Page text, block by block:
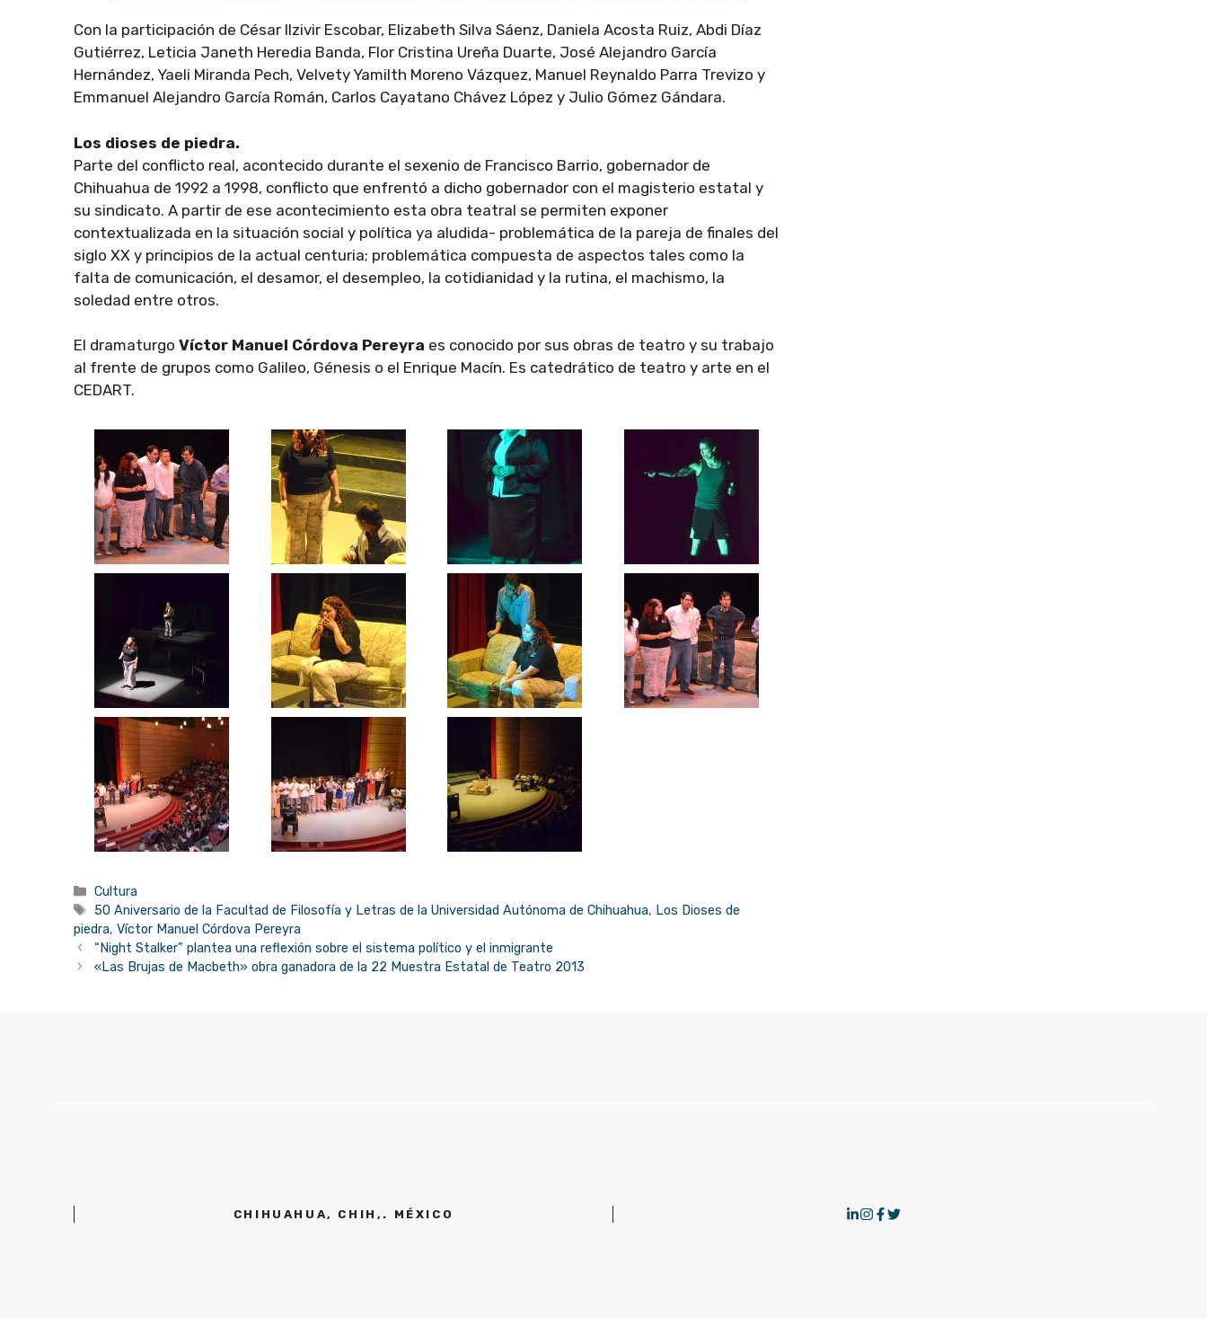
Con la participación de César Ilzivir Escobar, Elizabeth Silva Sáenz, Daniela Acosta Ruiz, Abdi Díaz
Gutiérrez, Leticia Janeth Heredia Banda, Flor Cristina Ureña Duarte, José Alejandro García
Hernández, Yaeli Miranda Pech, Velvety Yamilth Moreno Vázquez, Manuel Reynaldo Parra Trevizo y
Emmanuel Alejandro García Román, Carlos Cayatano Chávez López y Julio Gómez Gándara.
Los dioses de piedra.
Parte del conflicto real, acontecido durante el sexenio de Francisco Barrio, gobernador de
Chihuahua de 1992 a 1998, conflicto que enfrentó a dicho gobernador con el magisterio estatal y
su sindicato. A partir de ese acontecimiento esta obra teatral se permiten exponer
contextualizada en la situación social y política ya aludida- problemática de la pareja de finales del
siglo XX y principios de la actual centuria; problemática compuesta de aspectos tales como la
falta de comunicación, el desamor, el desempleo, la cotidianidad y la rutina, el machismo, la
soledad entre otros.
El dramaturgo Víctor Manuel Córdova Pereyra es conocido por sus obras de teatro y su trabajo
al frente de grupos como Galileo, Génesis o el Enrique Macín. Es catedrático de teatro y arte en el
CEDART.
Categorías
Cultura
Etiquetas
50 Aniversario de la Facultad de Filosofía y Letras de la Universidad Autónoma de Chihuahua, Los Dioses de
piedra, Víctor Manuel Córdova Pereyra
“Night Stalker” plantea una reflexión sobre el sistema político y el inmigrante
«Las Brujas de Macbeth» obra ganadora de la 22 Muestra Estatal de Teatro 2013
CHIHUAHUA, CHIH,. MÉXICO